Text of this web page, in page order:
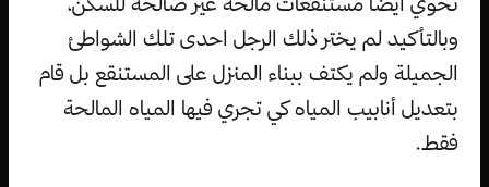
وبالتأكيد لم يختر ذلك الرجل احدى تلك الشواطئ
الجميلة ولم يكتف ببناء المنزل على المستنقع بل قام
بتعديل أنابيب المياه كي تجري فيها المياه المالحة
فقط.